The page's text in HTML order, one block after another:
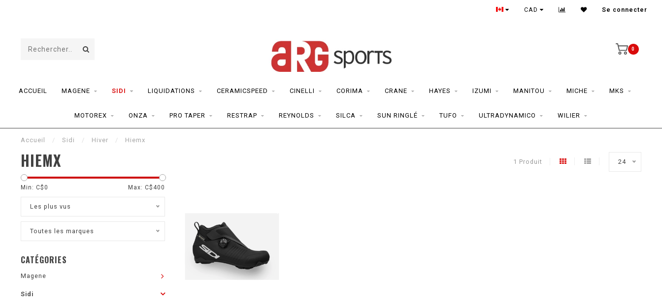
CAD Se connecter
0
ACCUEIL MAGENE SIDI LIQUIDATIONS CERAMICSPEED CINELLI CORIMA CRANE HAYES IZUMI MANITOU MICHE MKS
MOTOREX ONZA PRO TAPER RESTRAP REYNOLDS SILCA SUN RINGLÉ TUFO ULTRADYNAMICO WILIER
Accueil / Sidi / Hiver / Hiemx
HIEMX 1 Produit 24
Min: C$0 Max: C$ 400
Les plus vus
Toutes les marques
CATÉGORIES
Magene
Sidi